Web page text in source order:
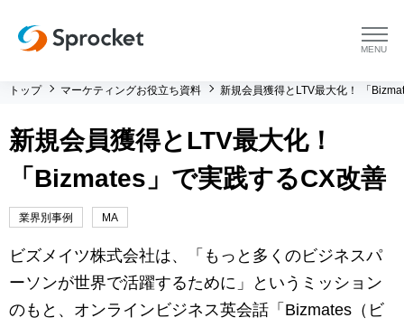
menu
プラットフォーム トップ
コンサルティング
運用支援 トップ
メソッド トップ
よくある質問
会社情報
トップ マーケティングお役立ち資料 新規会員獲得とLTV最大化！ 「
新規会員獲得とLTV最大化！
「Bizmates」で実践するCX改善
業界別事例 MA
ビズメイツ株式会社は、「もっと多くのビジネスパ
ーソンが世界で活躍するために」というミッション
のもと、オンラインビジネス英会話「Bizmates（ビ